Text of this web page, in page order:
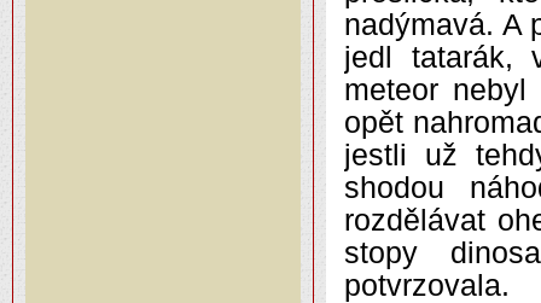
nadýmavá. A
jedl tatarák,
meteor
opět
jestli už
shodou
rozdělávat
stopy
potvrzovala.